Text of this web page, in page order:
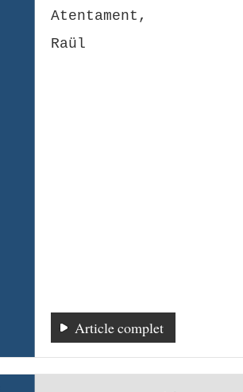
Atentament,
Raül
Article complet